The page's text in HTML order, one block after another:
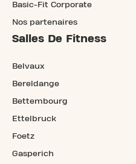
Basic-Fit Corporate
Nos partenaires
Salles De Fitness
Belvaux
Bereldange
Bettembourg
Ettelbruck
Foetz
Gasperich